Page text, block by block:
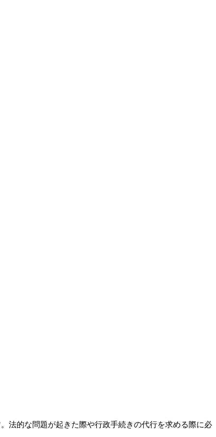
法的な問題が起きた際や行政手続きの代行を求める際に必